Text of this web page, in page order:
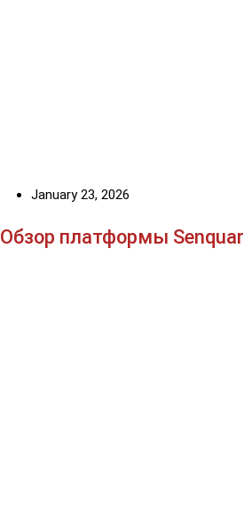
January 23, 2026
Обзор платформы Senquar